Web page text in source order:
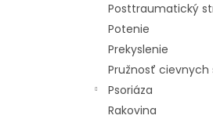
Posttraumatický
Potenie
Prekyslenie
Pružnosť cievnych
Psoriáza
Rakovina